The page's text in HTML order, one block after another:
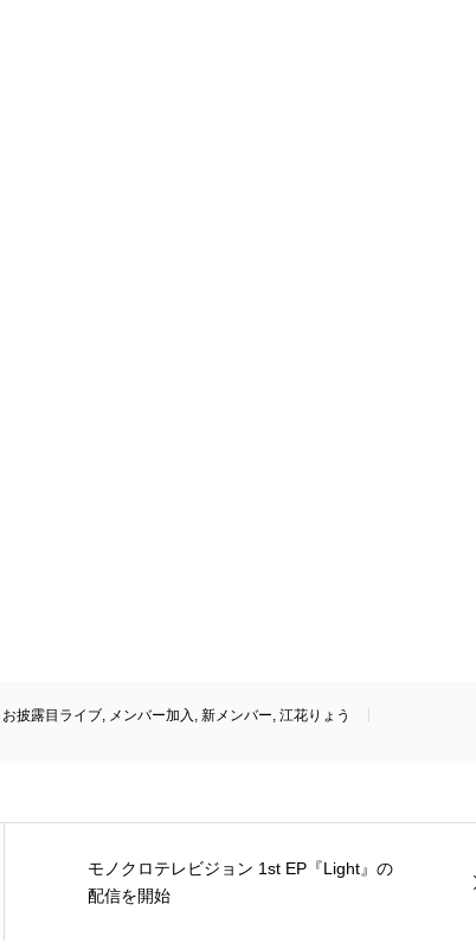
お披露目ライブ, メンバー加入 , 新メンバー, 江花りょう
モノクロテレビジョン 1st EP『Light』の
配信を開始